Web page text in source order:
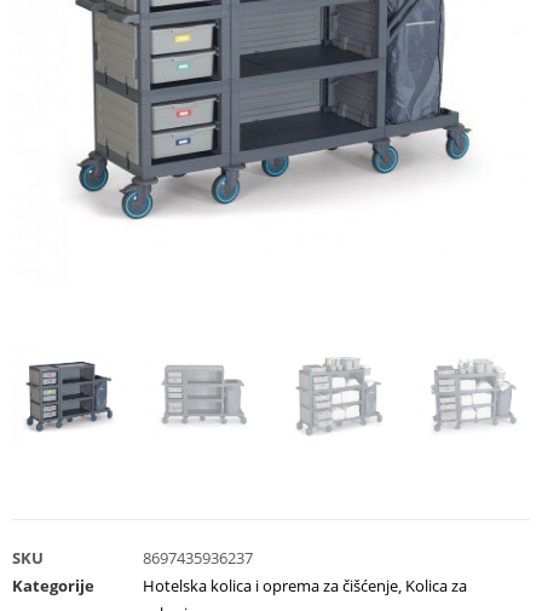
SKU
8697435936237
Kategorije
Hotelska kolica i oprema za čišćenje, Kolica za